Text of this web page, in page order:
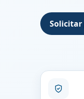
Solicitar